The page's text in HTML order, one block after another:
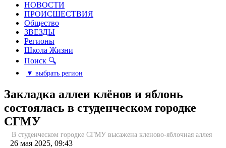
НОВОСТИ
ПРОИСШЕСТВИЯ
Общество
ЗВЕЗДЫ
Регионы
Школа Жизни
Поиск 🔍
▼ выбрать регион
Закладка аллеи клёнов и яблонь
состоялась в студенческом городке
СГМУ
В студенческом городке СГМУ высажена кленово-яблочная аллея
26 мая 2025, 09:43